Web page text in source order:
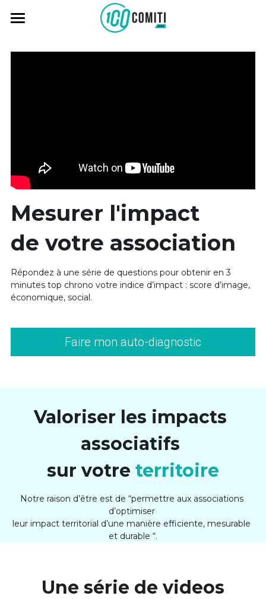
04 48 20 27 72 (9h - 18h30)
Mesurer l'impact
de votre association
Répondez à une série de questions pour obtenir en 3
minutes top chrono votre indice d’impact : score d’image,
économique, social.
Faire mon auto-diagnostic
Valoriser les impacts
associatifs
sur votre territoire
Notre raison d’être est de “permettre aux associations
d’optimiser
leur impact territorial d’une manière efficiente, mesurable
et durable “.
Une série de videos